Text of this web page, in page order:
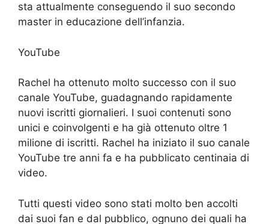
sta attualmente conseguendo il suo secondo
master in educazione dell’infanzia.
YouTube
Rachel ha ottenuto molto successo con il suo
canale YouTube, guadagnando rapidamente
nuovi iscritti giornalieri. I suoi contenuti sono
unici e coinvolgenti e ha già ottenuto oltre 1
milione di iscritti. Rachel ha iniziato il suo canale
YouTube tre anni fa e ha pubblicato centinaia di
video.
Tutti questi video sono stati molto ben accolti
dai suoi fan e dal pubblico, ognuno dei quali ha